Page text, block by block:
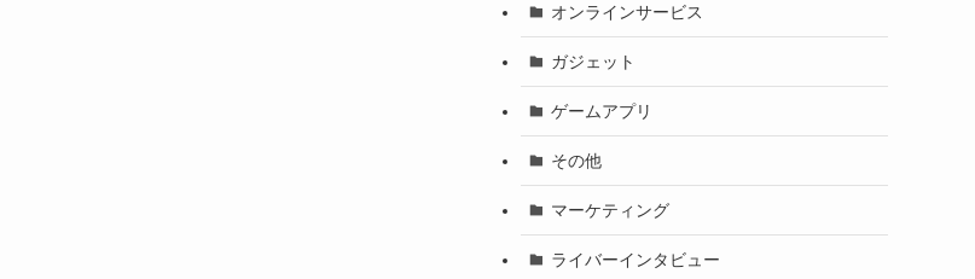
オンラインサービス
ガジェット
ゲームアプリ
その他
マーケティング
ライバーインタビュー